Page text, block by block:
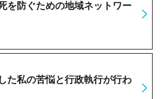
を防ぐための地域ネットワー
た私の苦悩と行政執行が行わ